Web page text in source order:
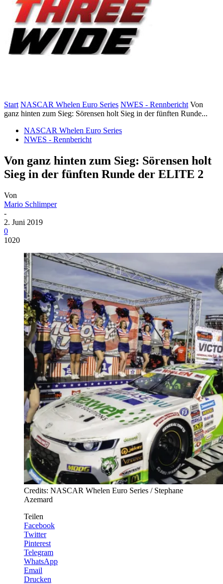
Start NASCAR Whelen Euro Series NWES - Rennbericht Von
ganz hinten zum Sieg: Sörensen holt Sieg in der fünften Runde...
NASCAR Whelen Euro Series
NWES - Rennbericht
Von ganz hinten zum Sieg: Sörensen holt
Sieg in der fünften Runde der ELITE 2
Von
Mario Schlimper
-
2. Juni 2019
0
1020
Credits: NASCAR Whelen Euro Series / Stephane
Azemard
Teilen
Facebook
Twitter
Pinterest
Telegram
WhatsApp
Email
Drucken